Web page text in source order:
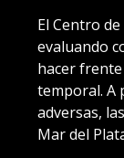
El Centro
evaluando
hacer
temporal. A
adversas,
Mar del